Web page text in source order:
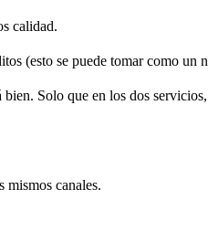
calidad.
(esto se puede tomar como un
Solo que en los dos
mismos canales.